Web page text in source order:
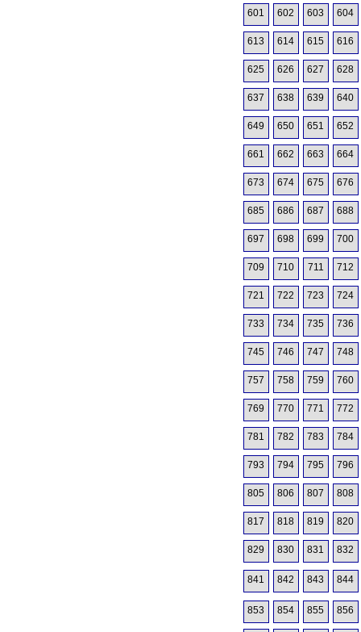
601 602 603 604
613 614 615 616
625 626 627 628
637 638 639 640
649 650 651 652
661 662 663 664
673 674 675 676
685 686 687 688
697 698 699 700
709 710 711 712
721 722 723 724
733 734 735 736
745 746 747 748
757 758 759 760
769 770 771 772
781 782 783 784
793 794 795 796
805 806 807 808
817 818 819 820
829 830 831 832
841 842 843 844
853 854 855 856